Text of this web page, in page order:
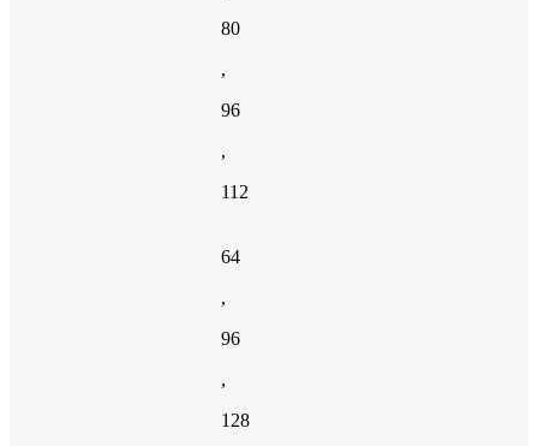
80
,
96
,
112
64
,
96
,
128